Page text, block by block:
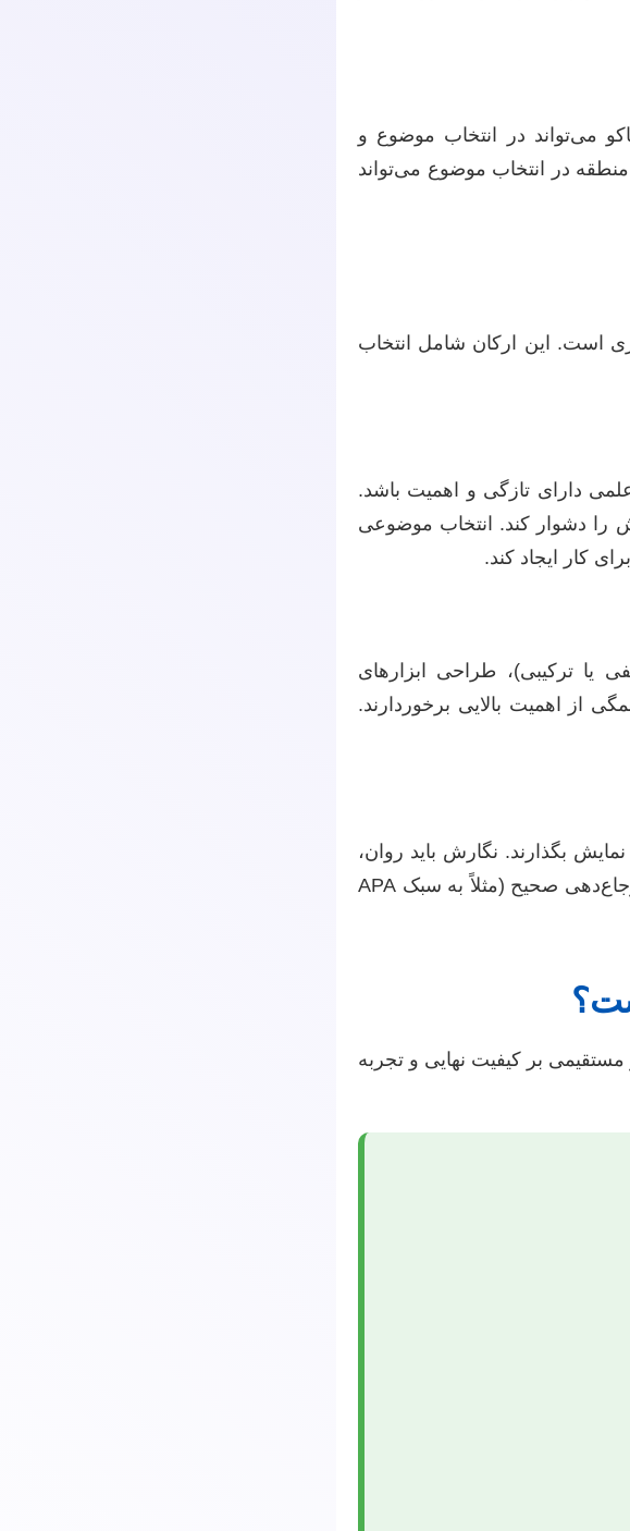
می‌تواند در انتخاب موضوع و
در انتخاب موضوع می‌تواند
است. این ارکان شامل انتخاب
دارای تازگی و اهمیت باشد.
را دشوار کند. انتخاب موضوعی
کار ایجاد کند.
ترکیبی)، طراحی ابزارهای
از اهمیت بالایی برخوردارند.
بگذارند. نگارش باید روان،
منسجم و عاری از هرگونه غلط املایی یا نگارشی باشد. رعایت ساختار پایان‌نامه، ارجاع‌دهی صحیح (مثلاً به سبک APA
مستقیمی بر کیفیت نهایی و تجربه